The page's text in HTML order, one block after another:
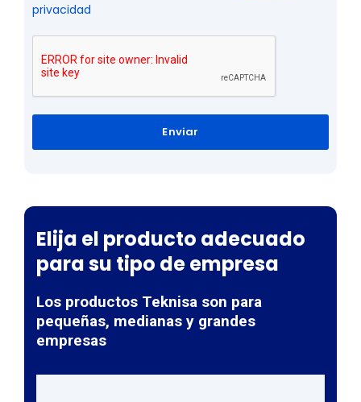
privacidad
Enviar
Elija el producto adecuado
para su tipo de empresa
Los productos Teknisa son para
pequeñas, medianas y grandes
empresas